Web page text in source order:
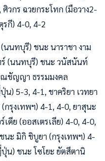
วกร ฉวยกระโทก (มือวาง2-
รกี) 4-0, 4-2
นทบุรี) ชนะ นาราชา งาม
(นนทบุรี) ชนะ วนัสนันท์
ณชัญญา ธรรมมงคล
น) 5-3, 4-1, ชาคริยา เวทยา
รุงเทพฯ) 4-1, 4-0, ยาสุนะ
ดีย (ออสเตรเลีย) 4-0, 4-0,
นะ มิกิ ชิบูยา (กรุงเทพฯ) 4-
น) ชนะ โซโยะ ยัตสึตานิ